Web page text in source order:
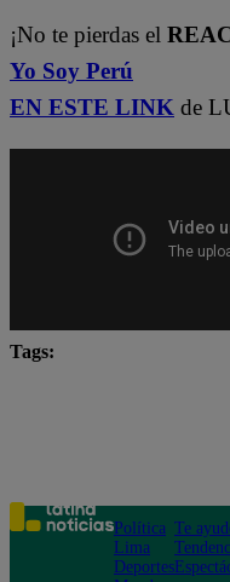
¡No te pierdas el
Yo Soy Perú
EN ESTE LINK de
Tags:
Política
Lima
Deportes
Te